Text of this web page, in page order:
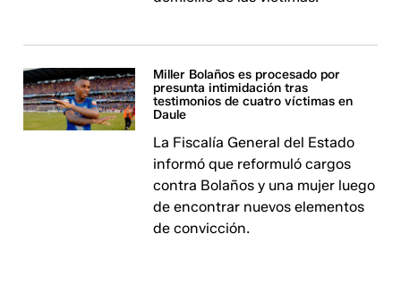
Miller Bolaños es procesado por
presunta intimidación tras
testimonios de cuatro víctimas en
Daule
La Fiscalía General del Estado
informó que reformuló cargos
contra Bolaños y una mujer luego
de encontrar nuevos elementos
de convicción.